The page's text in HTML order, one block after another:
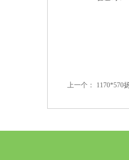
上一个： 1170*570